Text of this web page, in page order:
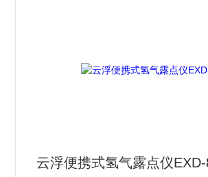
云浮便携式氢气露点仪